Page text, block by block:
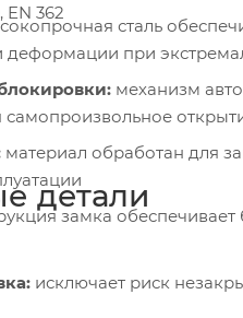
EN 362
сталь
деформации при
механизм
материал обработан для
замка
детали
исключает риск